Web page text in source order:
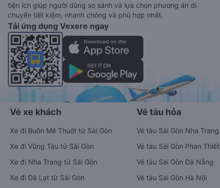
tiện ích giúp người dùng so sánh và lựa chọn phương án di
chuyển tiết kiệm, nhanh chóng và phù hợp nhất.
Tải ứng dụng Vexere ngay
Vé xe khách
Xe đi Buôn Mê Thuột từ Sài Gòn
Xe đi Vũng Tàu từ Sài Gòn
Xe đi Nha Trang từ Sài Gòn
Xe đi Đà Lạt từ Sài Gòn
Vé tàu hỏa
Vé tàu Sài Gòn Nha Trang
Vé tàu Sài Gòn Phan Thiết
Vé tàu Sài Gòn Đà Nẵng
Vé tàu Sài Gòn Hà Nội